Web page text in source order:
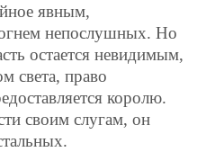
явным,
непослушных. Но
остается невидимым,
света, право
королю.
своим слугам, он